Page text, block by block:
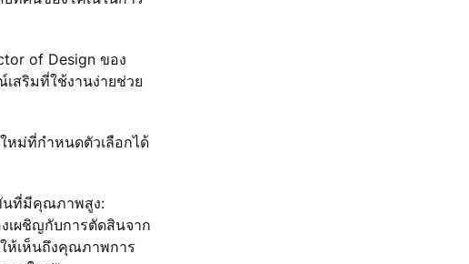
of Design ของ
สริมที่ใช้งานง่ายช่วย
หม่ที่กำหนดตัวเลือกได้
นที่มีคุณภาพสูง:
เผชิญกับการตัดสินจาก
ห้เห็นถึงคุณภาพการ